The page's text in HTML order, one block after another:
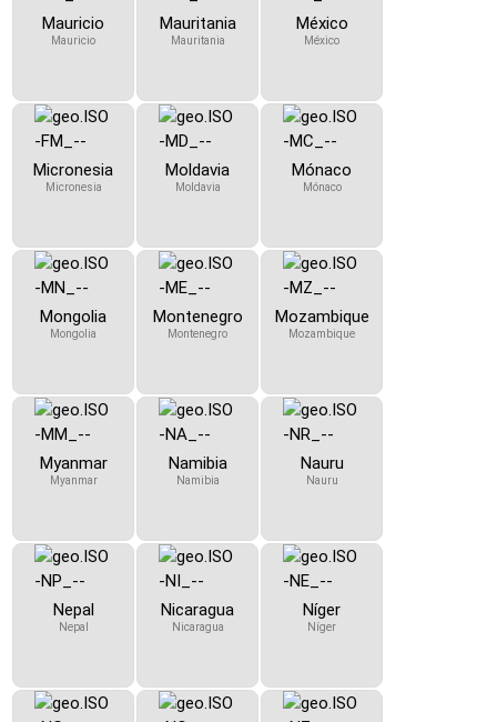
Mauricio
Mauricio
Mauritania
Mauritania
México
México
Micronesia
Micronesia
Moldavia
Moldavia
Mónaco
Mónaco
Mongolia
Mongolia
Montenegro
Montenegro
Mozambique
Mozambique
Myanmar
Myanmar
Namibia
Namibia
Nauru
Nauru
Nepal
Nepal
Nicaragua
Nicaragua
Níger
Níger